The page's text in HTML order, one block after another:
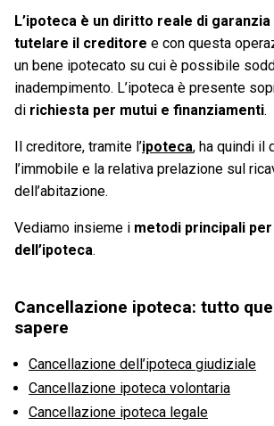
L’ipoteca è un diritto reale di garanzia
tutelare il creditore e con questa
un bene ipotecato su cui è possibile
inadempimento. L’ipoteca è presente
di richiesta per mutui e finanziamenti.
Il creditore, tramite l’ipoteca, ha quindi il
l’immobile e la relativa prelazione sul
dell’abitazione.
Vediamo insieme i metodi principali
dell’ipoteca.
Cancellazione ipoteca: tutto
sapere
Cancellazione dell’ipoteca giudiziale
Cancellazione ipoteca volontaria
Cancellazione ipoteca legale